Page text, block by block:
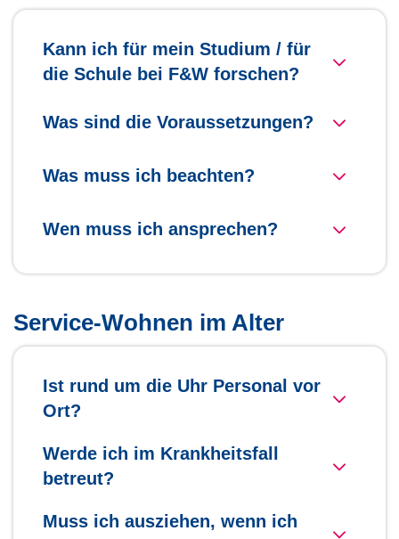
Kann ich für mein Studium / für
die Schule bei F&W forschen?
Was sind die Voraussetzungen?
Was muss ich beachten?
Wen muss ich ansprechen?
Service-Wohnen im Alter
Ist rund um die Uhr Personal vor
Ort?
Werde ich im Krankheitsfall
betreut?
Muss ich ausziehen, wenn ich